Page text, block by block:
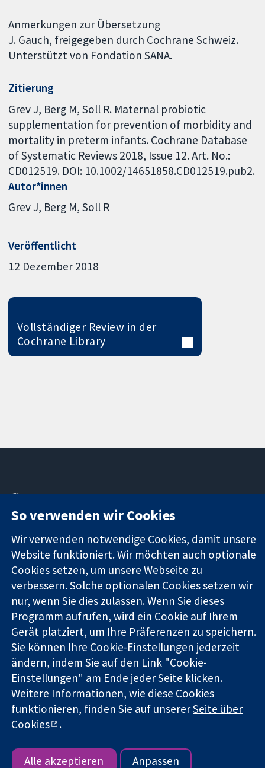
Anmerkungen zur Übersetzung
J. Gauch, freigegeben durch Cochrane Schweiz.
Unterstützt von Fondation SANA.
Zitierung
Grev J, Berg M, Soll R. Maternal probiotic
supplementation for prevention of morbidity and
mortality in preterm infants. Cochrane Database
of Systematic Reviews 2018, Issue 12. Art. No.:
CD012519. DOI: 10.1002/14651858.CD012519.pub2.
Autor*innen
Grev J Berg M Soll R
Veröffentlicht
12 Dezember 2018
Vollständiger Review in der
Cochrane Library
Zuverlässige
Evidenz
Informierte
Entscheidungen
Bessere
Gesundheit
Square
W1G0AN
Vereinigtes
Pressestelle
Über uns
Cochrane
Library
Die Cochrane Collaboration ist eine gemeinützige Organisation
(Nr. 1045921) und in England und in Wales als eine Gesellschaft
mit beschränkter Haftung (Nr. 03044323) registriert.
Umsatzsteuer-Identifikationsnummer GB 718 2127 49.
Copyright © 2026 The Cochrane Collaboration
Bedingungen für die Webseite|Haftungsausschluss|
Datenschutz| Cookie-Richtlinien
So verwenden wir Cookies
Wir verwenden notwendige Cookies, damit unsere
Website funktioniert. Wir möchten auch optionale
Cookies setzen, um unsere Webseite zu
verbessern. Solche optionalen Cookies setzen wir
nur, wenn Sie dies zulassen. Wenn Sie dieses
Programm aufrufen, wird ein Cookie auf Ihrem
Gerät platziert, um Ihre Präferenzen zu speichern.
Sie können Ihre Cookie-Einstellungen jederzeit
ändern, indem Sie auf den Link "Cookie-
Einstellungen" am Ende jeder Seite klicken.
Weitere Informationen, wie diese Cookies
funktionieren, finden Sie auf unsererSeite über
Cookies
.
Alle akzeptieren Anpassen